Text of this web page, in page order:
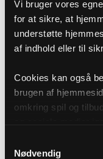
Vi bruger vores
for at sikre, at
understøtte
af indhold eller til
Cookies kan også
brugen af
omkring spil og
af cookies under
Nødvendig